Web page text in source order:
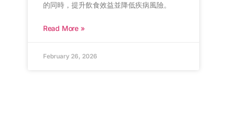
的同時，提升飲食效益並降低疾病風險。
Read More »
February 26, 2026